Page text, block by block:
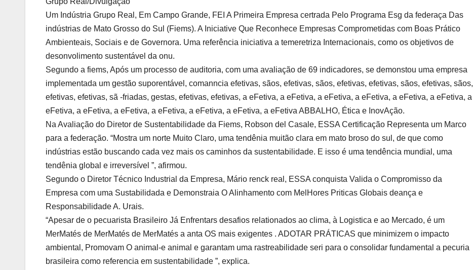
Um Indústria Grupo Real, Em Campo Grande, FEI A Primeira Empresa certrada Pelo Programa Esg da federaça Das
indústrias de Mato Grosso do Sul (Fiems). A Iniciative Que Reconhece Empresas Comprometidas com Boas Prático
Ambienteais, Sociais e de Governora. Uma referência iniciativa a temeretriza Internacionais, como os objetivos de
desonvolimento sustentável da onu.
Segundo a fiems, Após um processo de auditoria, com uma avaliação de 69 indicadores, se demonstou uma empresa
implementada um gestão suporentável, comanncia efetivas, sãos, efetivas, sãos, efetivas, efetivas, sãos, efetivas, sãos,
efetivas, efetivas, sã -friadas, gestas, efetivas, efetivas, a eFetiva, a eFetiva, a eFetiva, a eFetiva, a eFetiva, a eFetiva, a
eFetiva, a eFetiva, a eFetiva, a eFetiva, a eFetiva, a eFetiva, a eFetiva ABBALHO, Ética e InovAção.
Na Avaliação do Diretor de Sustentabilidade da Fiems, Robson del Casale, ESSA Certificação Representa um Marco
para a federação. “Mostra um norte Muito Claro, uma tendênia muitão clara em mato broso do sul, de que como
indústrias estão buscando cada vez mais os caminhos da sustentabilidade. E isso é uma tendência mundial, uma
tendênia global e irreversível ”, afirmou.
Segundo o Diretor Técnico Industrial da Empresa, Mário renck real, ESSA conquista Valida o Compromisso da
Empresa com uma Sustabilidada e Demonstraia O Alinhamento com MelHores Priticas Globais deança e
Responsabilidade A. Urais.
“Apesar de o pecuarista Brasileiro Já Enfrentars desafios relationados ao clima, à Logistica e ao Mercado, é um
MerMatés de MerMatés de MerMatés a anta OS mais exigentes . ADOTAR PRÁTICAS que minimizem o impacto
ambiental, Promovam O animal-e animal e garantam uma rastreabilidade seri para o consolidar fundamental a pecuria
brasileira como referencia em sustentabilidade ”, explica.